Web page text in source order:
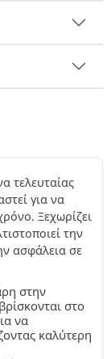
τελευταίας
για να
Ξεχωρίζει
την
ασφάλεια σε
στην
στο
να
καλύτερη